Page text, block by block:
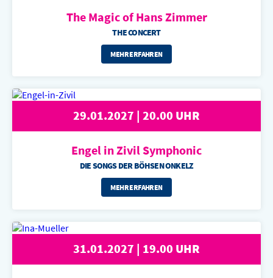
The Magic ofHans Zimmer
THE CONCERT
MEHR ERFAHREN
29.01.2027 | 20.00 UHR
Engel in ZivilSymphonic
DIE SONGS DER BÖHSEN ONKELZ
MEHR ERFAHREN
31.01.2027 | 19.00 UHR